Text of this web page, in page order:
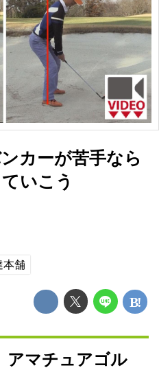
カーが苦手なら
いこう
本舗
アマチュアゴル